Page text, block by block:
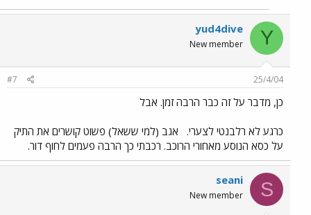
Y
yud4dive
New member
25/4/04
#7
כן, מדבר על זה כבר הרבה זמן. אבל
כרגע לא רלבנטי לצערי.
אגב (למי ששאל) פשוט קושרים את התיק
על כסא הנוסע מאחורי הרוכב. רכבתי כך הרבה פעמים לחוף דור.
S
seani
New member